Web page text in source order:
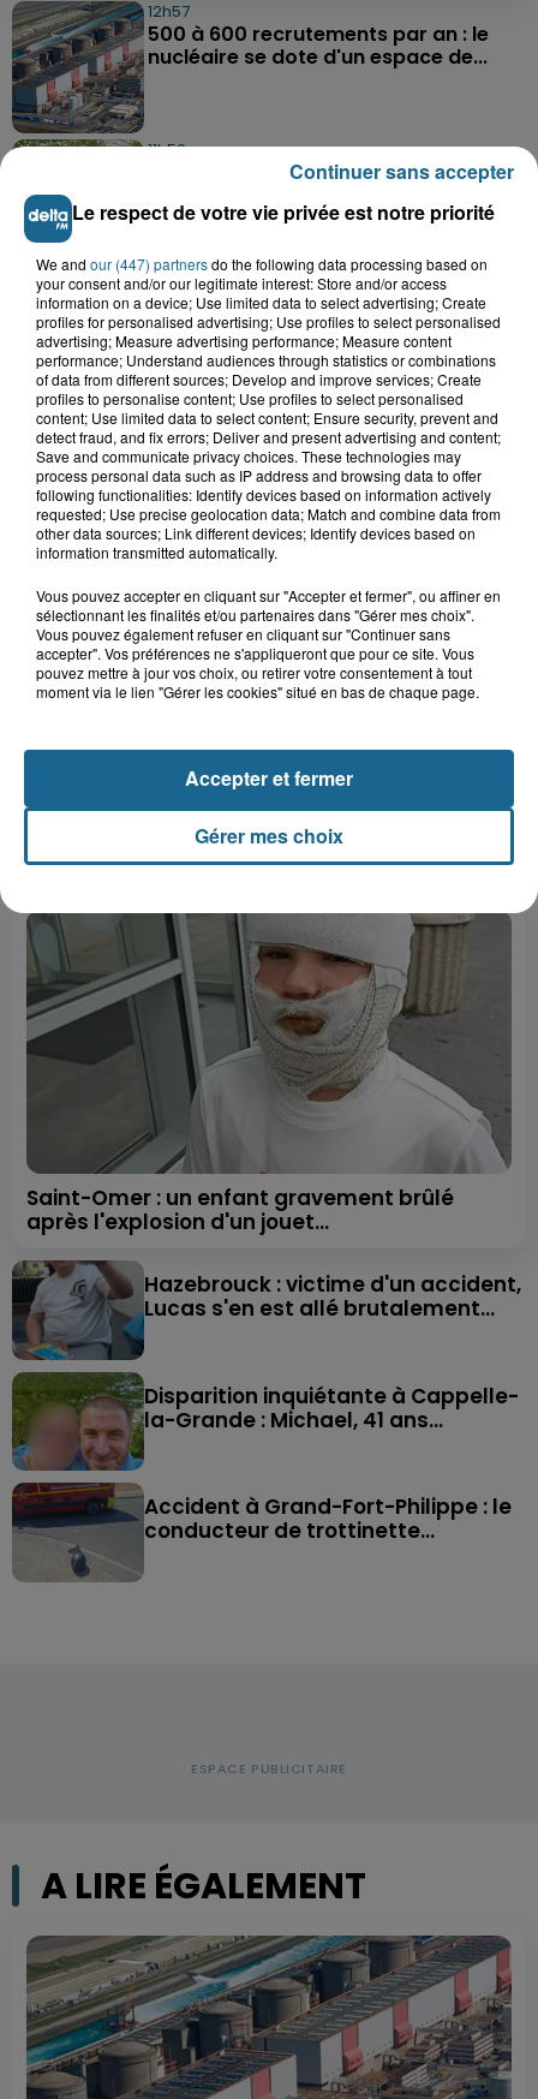
TOUTE L'ACTU LOCALE
12h57
500 à 600 recrutements par an : le
nucléaire se dote d'un espace de...
11h56
Wimille : la sécheresse menace les
8h14
Boulogne-sur-Mer : plongée au cœur
des contrôles de sécurité en mer
LE TOP DE L'ACTU
Saint-Omer : un enfant gravement brûlé
après l'explosion d'un jouet...
Hazebrouck : victime d'un accident,
Lucas s'en est allé brutalement...
Disparition inquiétante à Cappelle-
la-Grande : Michael, 41 ans...
Accident à Grand-Fort-Philippe : le
conducteur de trottinette...
A LIRE ÉGALEMENT
Le respect de votre vie privée est notre priorité
We and our (447) partnersdo the following data processing based on
your consent and/or our legitimate interest: Store and/or access
information on a device; Use limited data to select advertising; Create
profiles for personalised advertising; Use profiles to select personalised
advertising; Measure advertising performance; Measure content
performance; Understand audiences through statistics or combinations
of data from different sources; Develop and improve services; Create
profiles to personalise content; Use profiles to select personalised
content; Use limited data to select content; Ensure security, prevent and
detect fraud, and fix errors; Deliver and present advertising and content;
Save and communicate privacy choices. These technologies may
process personal data such as IP address and browsing data to offer
following functionalities: Identify devices based on information actively
requested; Use precise geolocation data; Match and combine data from
other data sources; Link different devices; Identify devices based on
information transmitted automatically.
Vous pouvez accepter en cliquant sur "Accepter et fermer", ou affiner en
sélectionnant les finalités et/ou partenaires dans "Gérer mes choix".
Vous pouvez également refuser en cliquant sur "Continuer sans
accepter". Vos préférences ne s'appliqueront que pour ce site. Vous
pouvez mettre à jour vos choix, ou retirer votre consentement à tout
moment via le lien "Gérer les cookies" situé en bas de chaque page.
Gérer mes choix
Accepter et fermer
Continuer sans accepter